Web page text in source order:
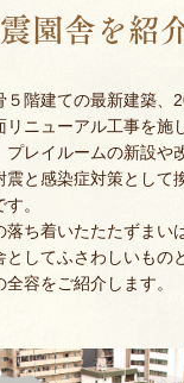
園舎を紹
階建ての最新建築、
リニューアル工事を施
プレイルームの新設や
震と感染症対策として
。
落ち着いたたたずまい
してふさわしいもの
容をご紹介します。